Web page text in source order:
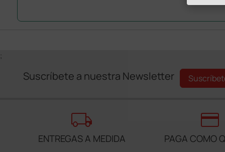
;
Suscríbete a nuestra Newsletter
local_shipping
ENTREGAS A MEDIDA
credit_card
PAGA COMO